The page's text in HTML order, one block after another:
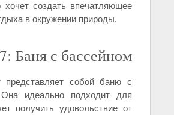
хочет создать впечатляющее
в окружении природы.
Баня с бассейном
представляет собой баню с
идеально подходит для
получить удовольствие от